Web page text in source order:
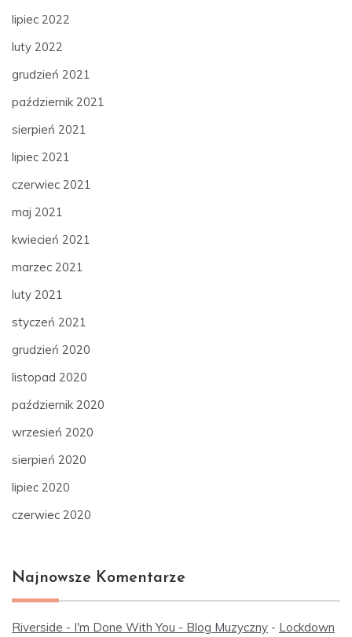
lipiec 2022
luty 2022
grudzień 2021
październik 2021
sierpień 2021
lipiec 2021
czerwiec 2021
maj 2021
kwiecień 2021
marzec 2021
luty 2021
styczeń 2021
grudzień 2020
listopad 2020
październik 2020
wrzesień 2020
sierpień 2020
lipiec 2020
czerwiec 2020
Najnowsze Komentarze
Riverside - I'm Done With You - Blog Muzyczny - Lockdown